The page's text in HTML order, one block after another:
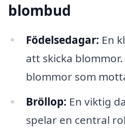
blombud
Födelsedagar: En
att skicka
blommor som
Bröllop: En viktig
spelar en central